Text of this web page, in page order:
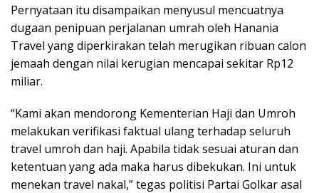
Pernyataan itu disampaikan menyusul mencuatnya
dugaan penipuan perjalanan umrah oleh Hanania
Travel yang diperkirakan telah merugikan ribuan calon
jemaah dengan nilai kerugian mencapai sekitar Rp12
miliar.
“Kami akan mendorong Kementerian Haji dan Umroh
melakukan verifikasi faktual ulang terhadap seluruh
travel umroh dan haji. Apabila tidak sesuai aturan dan
ketentuan yang ada maka harus dibekukan. Ini untuk
menekan travel nakal,” tegas politisi Partai Golkar asal